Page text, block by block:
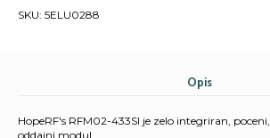
količina
SKU: 5ELU0288
Opis
HopeRF's RFM02-433SI je zelo integriran,
oddajni modul.